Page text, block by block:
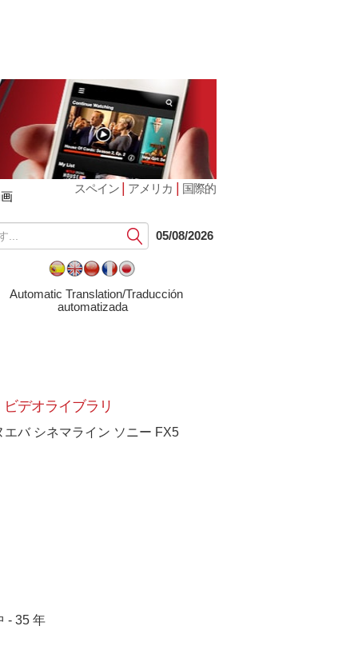
スペイン | アメリカ | 国際的
提
出
る
05/08/2026
Automatic Translation/Traducción
automatizada
ビデオライブラリ
エバ シネマライン ソニー FX5
- 35 年